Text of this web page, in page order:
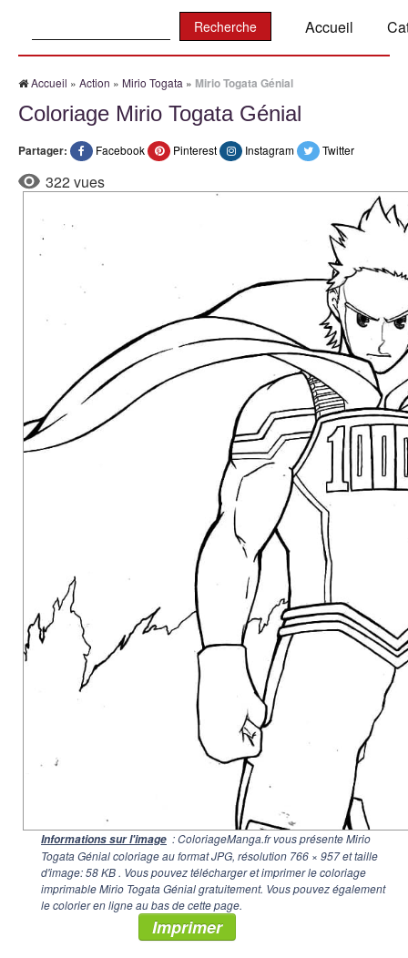
Accueil
Accueil » Action » Mirio Togata » Mirio Togata Génial
Coloriage Mirio Togata Génial
Partager: Facebook Pinterest Instagram Twitter
322 vues
Informations sur l'image : ColoriageManga.fr vous présente Mirio
Togata Génial coloriage au format JPG, résolution 766 × 957et taille
d'image: 58 KB . Vous pouvez télécharger et imprimer le coloriage
imprimable Mirio Togata Génial gratuitement. Vous pouvez également
le colorier en ligne au bas de cette page.
Imprimer